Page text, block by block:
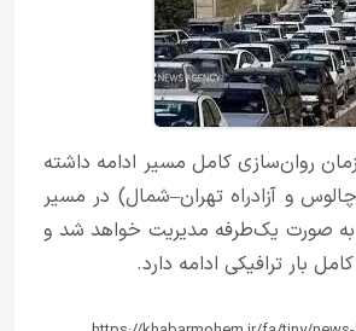
روان‌سازی کامل مسیر ادامه داشته
چالوس و آزادراه تهران–شمال) در مسیر
صورت یک‌طرفه مدیریت خواهد شد و
بار ترافیکی ادامه دارد.